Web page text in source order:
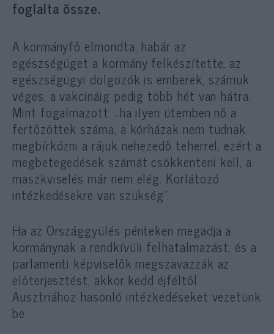
foglalta össze.
A kormányfő elmondta, habár az
egészségüget a kormány felkészítette, az
egészségügyi dolgozók is emberek, számuk
véges, a vakcináig pedig több hét van hátra.
Mint fogalmazott: „ha ilyen ütemben nő a
fertőzöttek száma, a kórházak nem tudnak
megbírkózni a rájuk nehezedő teherrel, ezért a
megbetegedések számát csökkenteni kell, a
maszkviselés már nem elég. Korlátozó
intézkedésekre van szükség”.
Ha az Országgyülés pénteken megadja a
kormánynak a rendkívüli felhatalmazást, és a
parlamenti képviselők megszavazzák az
előterjesztést, akkor kedd éjféltől
Ausztriához hasonló intézkedéseket vezetünk
be.